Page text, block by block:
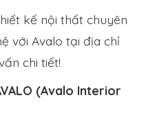
kế nội thất chuyên
với Avalo tại địa chỉ
chi tiết!
(Avalo Interior